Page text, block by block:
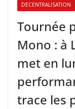
DECENTRALISATION
Tournée
Mono : à
met en
trace les